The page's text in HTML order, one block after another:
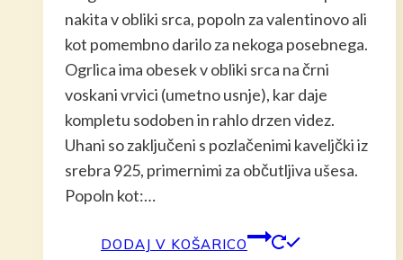
bila:
49,00 €.
45,00 €.
nakita v obliki srca, popoln za valentinovo ali
kot pomembno darilo za nekoga posebnega.
Ogrlica ima obesek v obliki srca na črni
voskani vrvici (umetno usnje), kar daje
kompletu sodoben in rahlo drzen videz.
Uhani so zaključeni s pozlačenimi kaveljčki iz
srebra 925, primernimi za občutljiva ušesa.
Popoln kot:…
DODAJ V KOŠARICO